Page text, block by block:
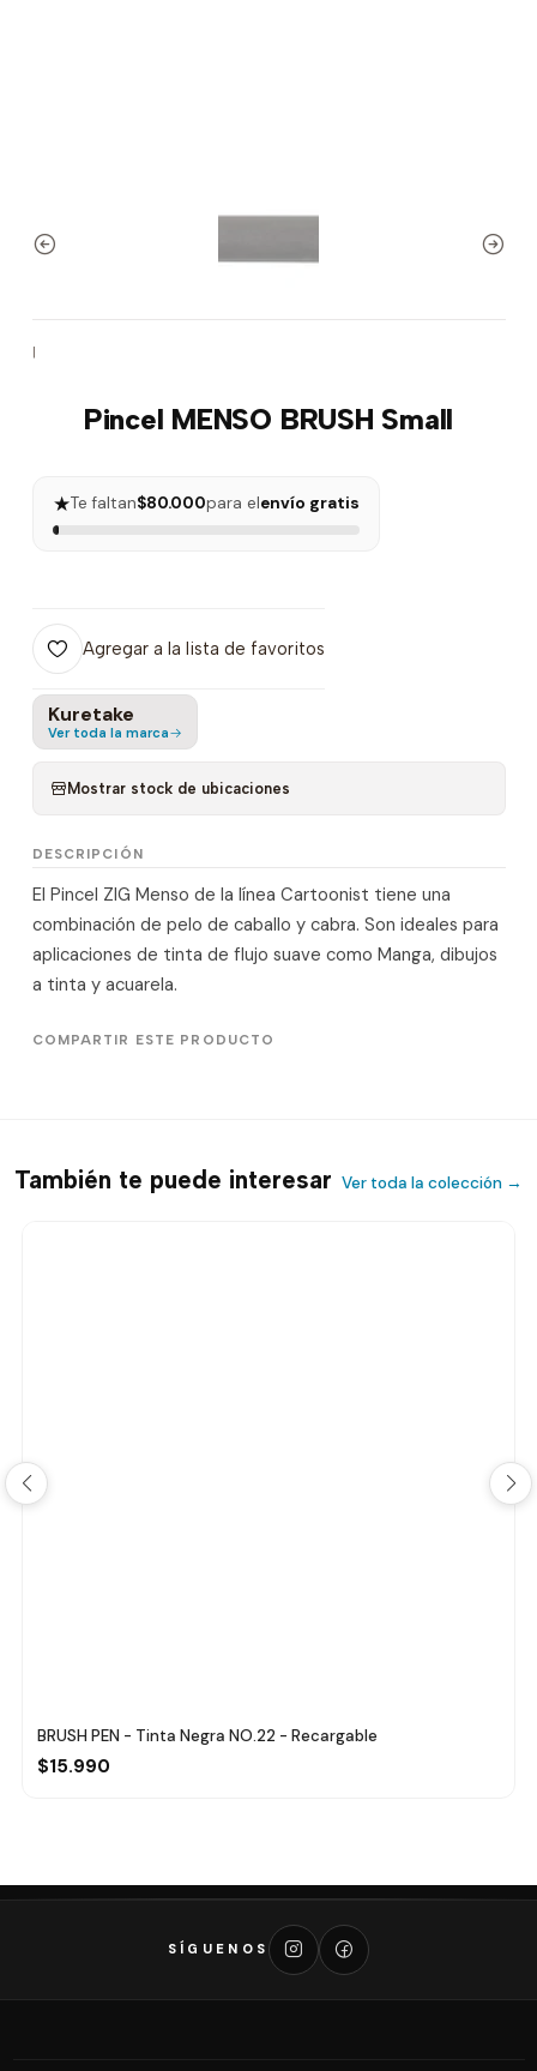
|
Pincel MENSO BRUSH Small
★Te faltan$80.000para elenvío gratis
Agregar a la lista de favoritos
Kuretake
Ver toda la marca
Mostrar stock de ubicaciones
DESCRIPCIÓN
El Pincel ZIG Menso de la línea Cartoonist tiene una
combinación de pelo de caballo y cabra. Son ideales para
aplicaciones de tinta de flujo suave como Manga, dibujos
a tinta y acuarela.
COMPARTIR ESTE PRODUCTO
También te puede interesar Ver toda la colección →
BRUSH PEN - Tinta Negra NO.22 - Recargable
$15.990
SÍGUENOS